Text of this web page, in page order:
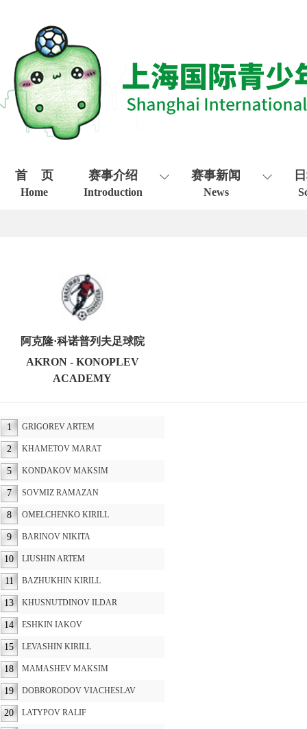
首 页
Home
赛事介绍
Introduction
赛事新闻
News
阿克隆·科诺普列夫足球院
AKRON - KONOPLEV
ACADEMY
1 GRIGOREV ARTEM
2 KHAMETOV MARAT
5 KONDAKOV MAKSIM
7 SOVMIZ RAMAZAN
8 OMELCHENKO KIRILL
9 BARINOV NIKITA
10 LIUSHIN ARTEM
11 BAZHUKHIN KIRILL
13 KHUSNUTDINOV ILDAR
14 ESHKIN IAKOV
15 LEVASHIN KIRILL
18 MAMASHEV MAKSIM
19 DOBRORODOV VIACHESLAV
20 LATYPOV RALIF